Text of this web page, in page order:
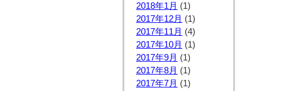
2018年1月 (1)
2017年12月 (1)
2017年11月 (4)
2017年10月 (1)
2017年9月 (1)
2017年8月 (1)
2017年7月 (1)